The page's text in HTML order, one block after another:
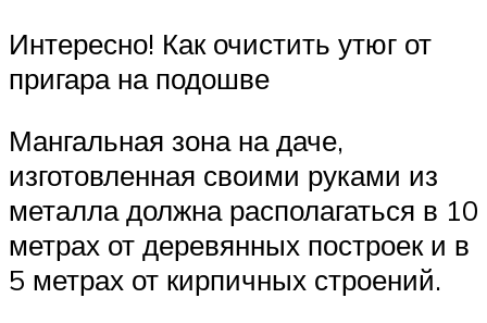
Интересно! Как очистить утюг от
пригара на подошве
Мангальная зона на даче,
изготовленная своими руками из
металла должна располагаться в 10
метрах от деревянных построек и в
5 метрах от кирпичных строений.